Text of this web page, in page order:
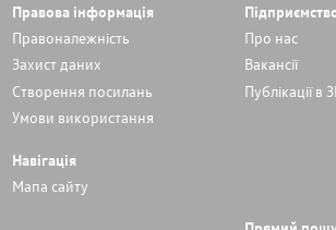
Правова інформація
Правоналежність
Захист даних
Cтворення посилань
Умови використання
Про нас
Вакансії
Публікації в
Навігація
Мапа сайту